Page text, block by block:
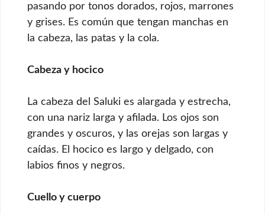
pasando por tonos dorados, rojos, marrones
y grises. Es común que tengan manchas en
la cabeza, las patas y la cola.
Cabeza y hocico
La cabeza del Saluki es alargada y estrecha,
con una nariz larga y afilada. Los ojos son
grandes y oscuros, y las orejas son largas y
caídas. El hocico es largo y delgado, con
labios finos y negros.
Cuello y cuerpo